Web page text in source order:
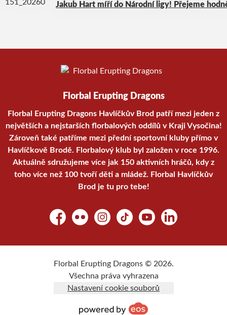
Jakub Hart míří do Národní ligy! Přejeme
Florbal Erupting Dragons
Florbal Erupting Dragons Havlíčkův Brod patří mezi jeden z
největších a nejstarších florbalových oddílů v Kraji Vysočina!
Zároveň také patříme mezi přední sportovní kluby přímo v
Havlíčkově Brodě. Florbalový klub byl založen v roce 1996.
Aktuálně sdružujeme více jak 150 aktivních hráčů, kdy z
toho více než 100 tvoří děti a mládež. Florbal Havlíčkův
Brod je tu pro tebe!
FacebookFlickr Instagram
TikTok YouTubeLinkedIn
Florbal Erupting Dragons © 2026.
Všechna práva vyhrazena
Nastavení cookie souborů